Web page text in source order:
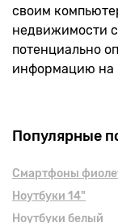
своим
недвижимости
потенциально
информацию на
Популярные
Смартфоны
Ноутбуки 14"
Ноутбуки белый